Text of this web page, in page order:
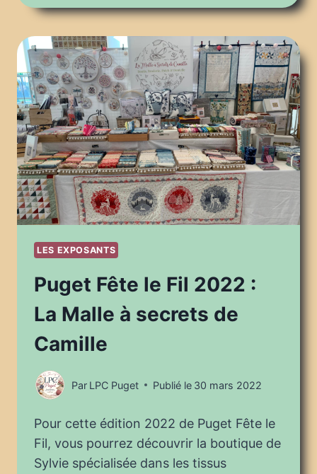
LE
2022
:
LILIPOINTS
LES EXPOSANTS
Puget Fête le Fil 2022 :
La Malle à secrets de
Camille
Par LPC Puget Publié le 30 mars 2022
Pour cette édition 2022 de Puget Fête le
Fil, vous pourrez découvrir la boutique de
Sylvie spécialisée dans les tissus